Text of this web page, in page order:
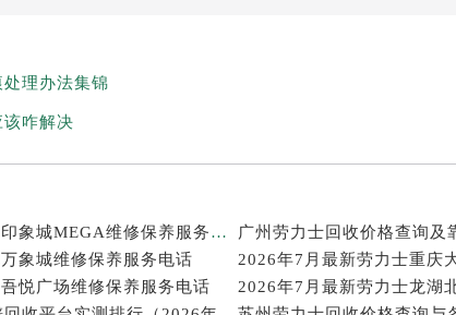
理办法集锦
咋解决
2026年7月最新劳力士温州鹿城印象城MEGA维修保养服务电话
象城维修保养服务电话
2026年7月最新劳力士重庆
悦广场维修保养服务电话